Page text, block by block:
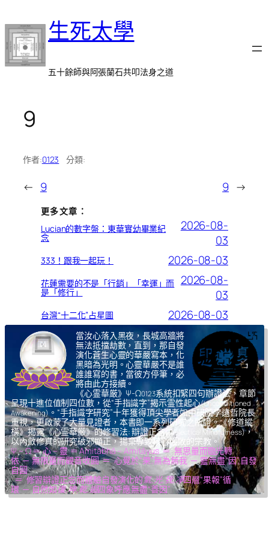
至
主
要
內
生死太學
五十餘師與阿張蘭石共叩法身之道
9
作者:0123 分類:
← 9 9 →
更多文章：
Lucian的數字盤：東華實幼畢業紀
念
2026-08-
03
333！跟我一起玩！ 2026-08-03
花蓮需要的不是「行銷」「幸運」而
是「修行」
2026-08-
03
台灣“十二化”占星圖 2026-08-03
當汝心落入黑夜，長城高牆將
無法抵擋劫數，直到，那自發
演化蒼生心靈的華嚴寫本，化
黑暗為光明。心靈華嚴不是誰
誰誰寫的書，當彼方停筆，必
將由此方接續。
《心霊華厳》Ψ-Ω0123系統扣緊四句辦證法，章節
呈現十進位值制四位數，從“手指識字”揭示霊性起心(Unconditioned
Awakening) 。“手指識字研究”十年獲得頂尖學者如中研院李遠哲院長
重視，更啟蒙了大量見證者，本書即一系列研究之所證。《修道縱
橫》揭露《心霊華厳》的修習法: 辯證正念(Dialectical Mindfulness)，
以內斂修真的研究破邪顯正，揚棄導致核心腐敗的宗教。
Ψ – Ω ＝ 心 – 靈 ＝ Amitābhā – Amitāyus ＝ 無思量而臨光轉
依 ─ 無限量而觀音收圓 ＝ 心覺於“果”,無為無我 ─ 靈無盡“因”,自發
自圓
＝ 修習辯證正念而體驗自發演化的氣,光,我,凈四層“果報”循
環 ─ 自然如復,坤,乾,逅四象呼應無盡“善因”